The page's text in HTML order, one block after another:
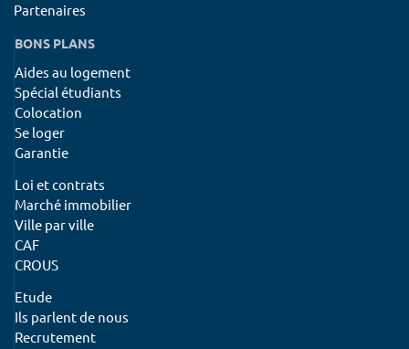
Partenaires
BONS PLANS
Aides au logement
Spécial étudiants
Colocation
Se loger
Garantie
Loi et contrats
Marché immobilier
Ville par ville
CAF
CROUS
Etude
Ils parlent de nous
Recrutement